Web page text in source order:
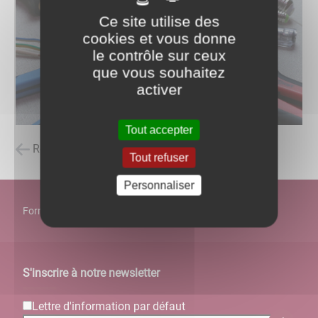
Retour à la liste des carnets d'adresses
Formulaire de contact
S'inscrire à notre newsletter
Lettre d'information par défaut
Ce site utilise des
cookies et vous donne
le contrôle sur ceux
que vous souhaitez
activer
Tout accepter
Tout refuser
Personnaliser